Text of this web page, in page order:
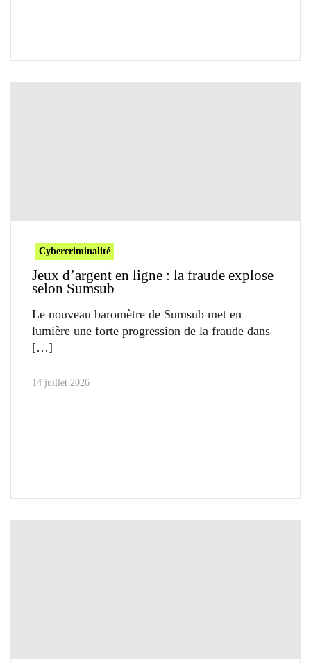
Cybercriminalité
Jeux d’argent en ligne : la fraude explose
selon Sumsub
Le nouveau baromètre de Sumsub met en
lumière une forte progression de la fraude dans
14 juillet 2026